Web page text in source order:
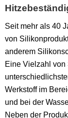
Seit mehr als 40
von
anderem
Eine Vielzahl
Werkstoff im
und bei der
Neben der